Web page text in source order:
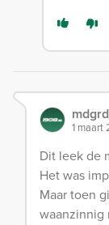
1 maart
Dit leek de
Het was
Maar toen
waanzinnig